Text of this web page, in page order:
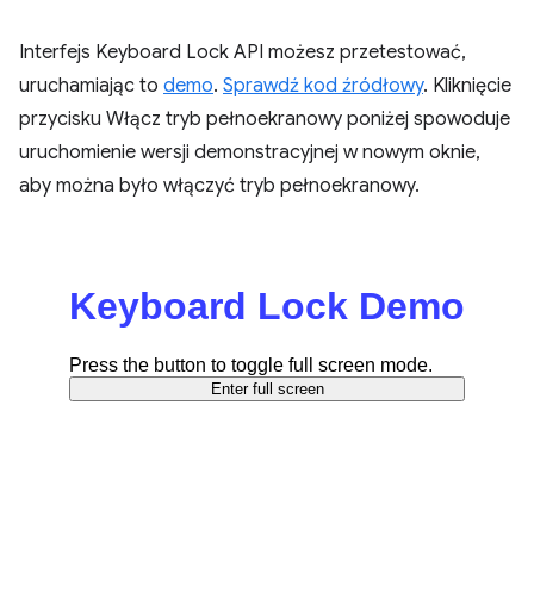
Interfejs Keyboard Lock API możesz przetestować,
uruchamiając to demo. Sprawdź kod źródłowy. Kliknięcie
przycisku Włącz tryb pełnoekranowy poniżej spowoduje
uruchomienie wersji demonstracyjnej w nowym oknie,
aby można było włączyć tryb pełnoekranowy.